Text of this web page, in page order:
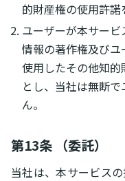
的財産権の使用許諾
ユーザーが本サー
情報の著作権及び
使用したその他知
とし、当社は無断
ん。
第13条 （委託）
当社は、本サービス